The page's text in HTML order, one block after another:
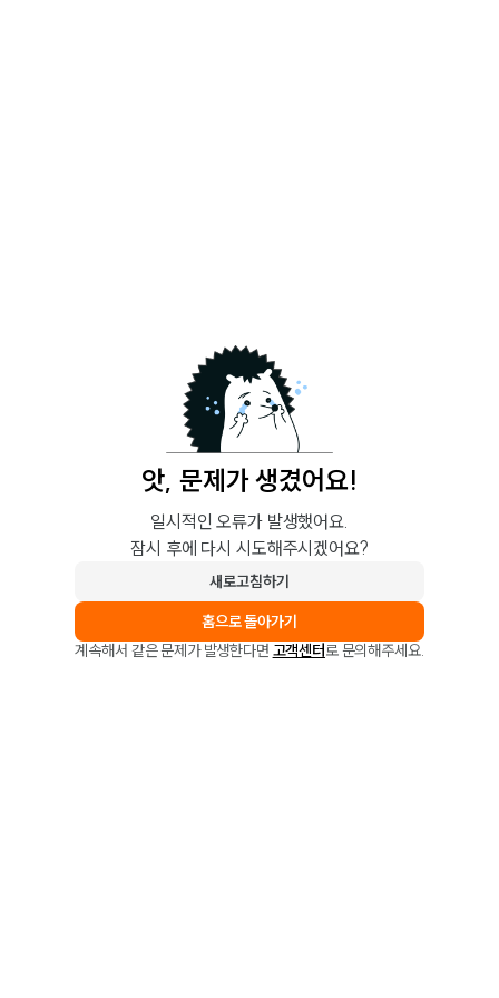
앗, 문제가 생겼어요!
일시적인 오류가 발생했어요.
잠시 후에 다시 시도해주시겠어요?
새로고침하기
홈으로 돌아가기
계속해서 같은 문제가 발생한다면 고객센터로 문의해주세요.